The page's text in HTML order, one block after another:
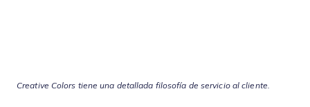
Creative Colors tiene una detallada filosofía de servicio al cliente.